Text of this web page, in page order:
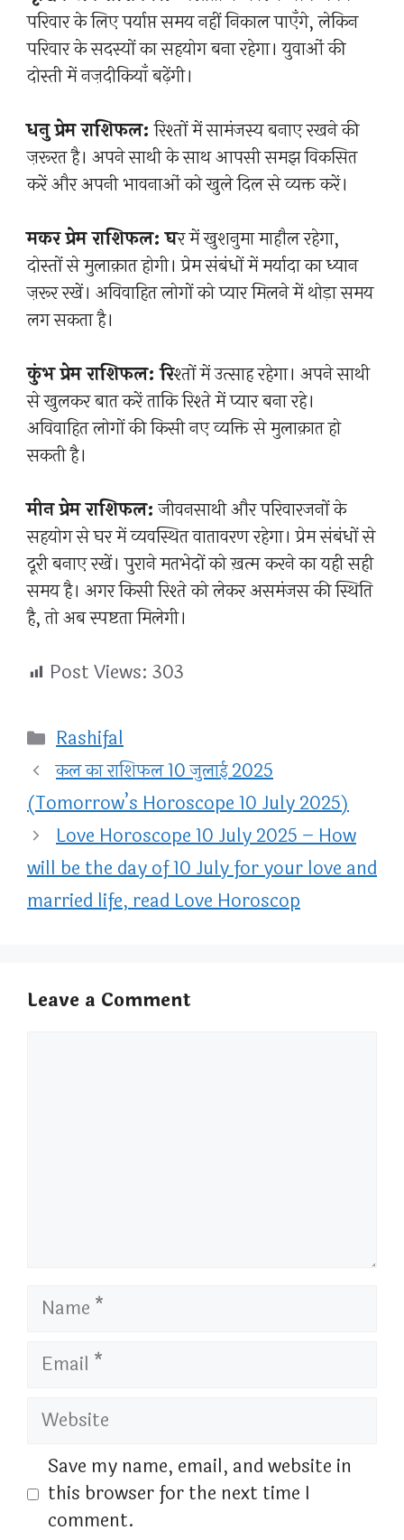
परिवार के लिए पर्याप्त समय नहीं निकाल पाएँगे, लेकिन
परिवार के सदस्यों का सहयोग बना रहेगा। युवाओं की
दोस्ती में नज़दीकियाँ बढ़ेंगी।
धनु प्रेम राशिफल:रिश्तों में सामंजस्य बनाए रखने की
ज़रूरत है। अपने साथी के साथ आपसी समझ विकसित
करें और अपनी भावनाओं को खुले दिल से व्यक्त करें।
मकर प्रेम राशिफल: घर में खुशनुमा माहौल रहेगा,
दोस्तों से मुलाक़ात होगी। प्रेम संबंधों में मर्यादा का ध्यान
ज़रूर रखें। अविवाहित लोगों को प्यार मिलने में थोड़ा समय
लग सकता है।
कुंभ प्रेम राशिफल: रिश्तों में उत्साह रहेगा। अपने साथी
से खुलकर बात करें ताकि रिश्ते में प्यार बना रहे।
अविवाहित लोगों की किसी नए व्यक्ति से मुलाक़ात हो
सकती है।
मीन प्रेम राशिफल:जीवनसाथी और परिवारजनों के
सहयोग से घर में व्यवस्थित वातावरण रहेगा। प्रेम संबंधों से
दूरी बनाए रखें। पुराने मतभेदों को ख़त्म करने का यही सही
समय है। अगर किसी रिश्ते को लेकर असमंजस की स्थिति
है, तो अब स्पष्टता मिलेगी।
Post Views: 303
Categories
Rashifal
कल का राशिफल 10 जुलाई 2025
(Tomorrow’s Horoscope 10 July 2025)
Love Horoscope 10 July 2025 – How
will be the day of 10 July for your love and
married life, read Love Horoscop
Leave a Comment
Name
Email
Website
Save my name, email, and website in
this browser for the next time I
comment.